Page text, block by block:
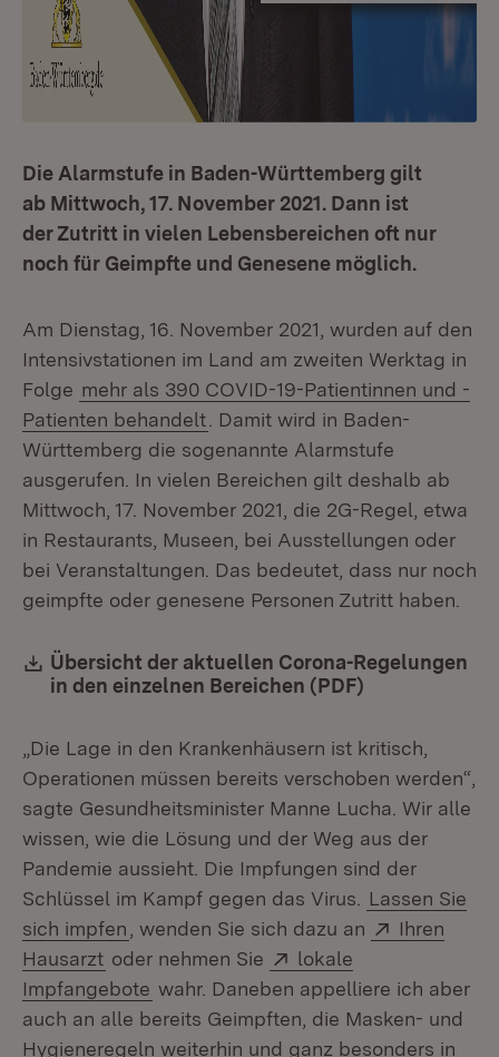
Die Alarmstufe in Baden-Württemberg gilt
ab Mittwoch, 17. November 2021. Dann ist
der Zutritt in vielen Lebensbereichen oft nur
noch für Geimpfte und Genesene möglich.
Am Dienstag, 16. November 2021, wurden auf den
Intensivstationen im Land am zweiten Werktag in
Folge mehr als 390 COVID-19-Patientinnen und -
Patienten behandelt . Damit wird in Baden-
Württemberg die sogenannte Alarmstufe
ausgerufen. In vielen Bereichen gilt deshalb ab
Mittwoch, 17. November 2021, die 2G-Regel, etwa
in Restaurants, Museen, bei Ausstellungen oder
bei Veranstaltungen. Das bedeutet, dass nur noch
geimpfte oder genesene Personen Zutritt haben.
Download:
Übersicht der aktuellen Corona-Regelungen
in den einzelnen Bereichen (PDF)
„Die Lage in den Krankenhäusern ist kritisch,
Operationen müssen bereits verschoben werden“,
sagte Gesundheitsminister Manne Lucha. Wir alle
wissen, wie die Lösung und der Weg aus der
Pandemie aussieht. Die Impfungen sind der
Schlüssel im Kampf gegen das Virus.
Lassen Sie
sich impfen , wenden Sie sich dazu an Extern:
Ihren
Hausarzt (Öffnet in neuem Fenster)
oder nehmen Sie Extern:
lokale
Impfangebote (Öffnet in neuem Fenster)
wahr. Daneben appelliere ich aber
auch an alle bereits Geimpften, die Masken- und
Hygieneregeln weiterhin und ganz besonders in